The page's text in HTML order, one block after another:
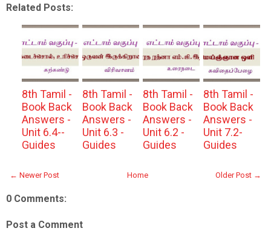
Related Posts:
8th Tamil -
Book Back
Answers -
Unit 6.4--
Guides
8th Tamil -
Book Back
Answers -
Unit 6.3 -
Guides
8th Tamil -
Book Back
Answers -
Unit 6.2 -
Guides
8th Tamil -
Book Back
Answers -
Unit 7.2-
Guides
← Newer Post Older Post →
Home
0 Comments:
Post a Comment